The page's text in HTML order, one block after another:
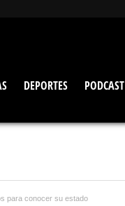
DEPORTES PODCAST
para conocer su estado